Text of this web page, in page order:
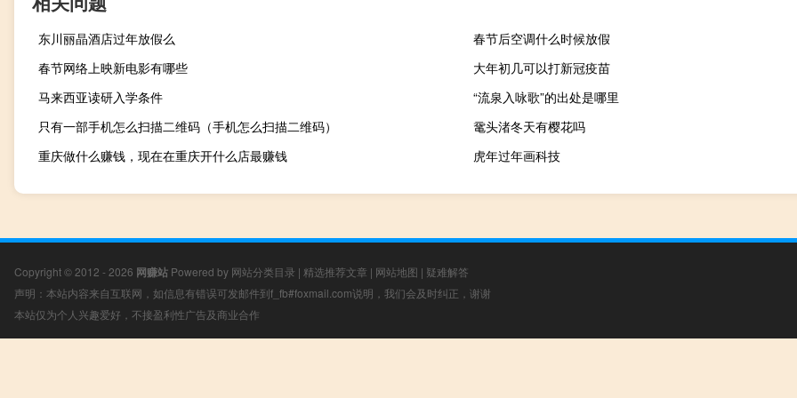
东川丽晶酒店过年放假么
春节后空调什么时候放假
春节网络上映新电影有哪些
大年初几可以打新冠疫苗
马来西亚读研入学条件
“流泉入咏歌”的出处是哪里
只有一部手机怎么扫描二维码（手机怎么扫描二维码）
鼋头渚冬天有樱花吗
重庆做什么赚钱，现在在重庆开什么店最赚钱
虎年过年画科技
Copyright © 2012 - 2026 网赚站 Powered by 网站分类目录 | 精选推荐文章 | 网站地图 | 疑难解答
声明：本站内容来自互联网，如信息有错误可发邮件到f_fb#foxmail.com说明，我们会及时纠正，谢谢
本站仅为个人兴趣爱好，不接盈利性广告及商业合作